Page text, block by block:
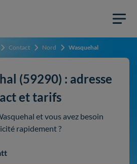
Contact Nord Wasquehal
(59290) : adresse
et tarifs
et vous avez besoin
rapidement ?